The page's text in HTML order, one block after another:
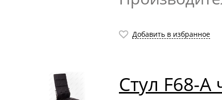
Добавить в избранное
Стул F68-